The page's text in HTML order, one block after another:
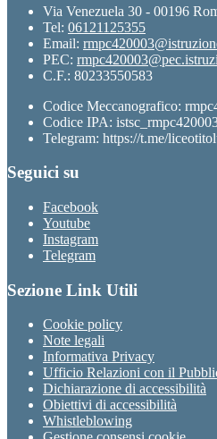
Via Venezuela 30 - 00196
Tel: 06121125355
Email:
PEC:
C.F.: 80233550583
Codice Meccanografico:
Codice IPA:
Telegram: https://t.me/
Seguici su
Facebook
Youtube
Instagram
Telegram
Sezione Link Utili
Cookie policy
Note legali
Informativa Privacy
Ufficio Relazioni con il
Dichiarazione di accessibilità
Obiettivi di accessibilità
Whistleblowing